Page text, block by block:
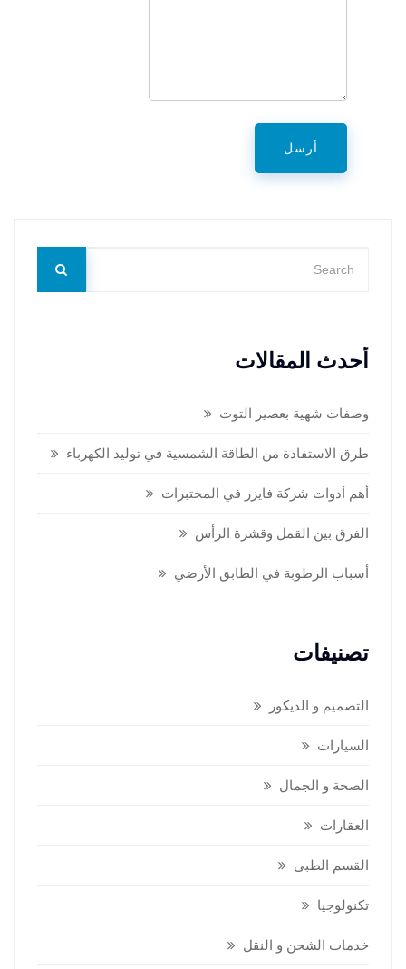
أحدث المقالات
وصفات شهية بعصير التوت
طرق الاستفادة من الطاقة الشمسية في توليد الكهرباء
أهم أدوات شركة فايزر في المختبرات
الفرق بين القمل وقشرة الرأس
أسباب الرطوبة في الطابق الأرضي
تصنيفات
التصميم و الديكور
السيارات
الصحة و الجمال
العقارات
القسم الطبى
تكنولوجيا
خدمات الشحن و النقل